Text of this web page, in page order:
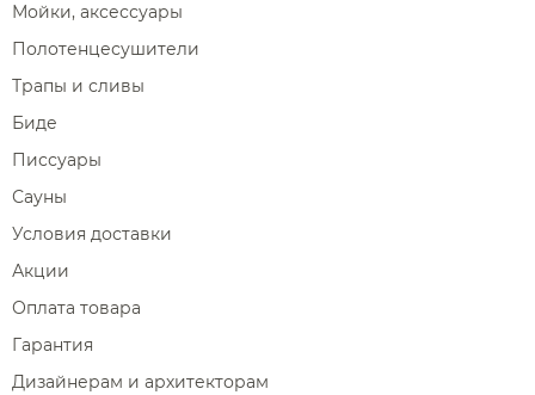
Мойки, аксессуары
Полотенцесушители
Трапы и сливы
Биде
Писсуары
Сауны
Условия доставки
Акции
Оплата товара
Гарантия
Дизайнерам и архитекторам